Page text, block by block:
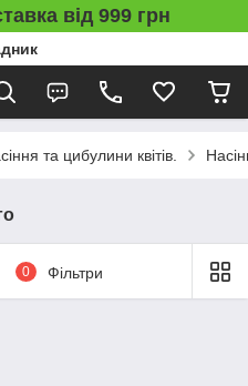
від 999 грн
та цибулини квітів.
0 Фільтри